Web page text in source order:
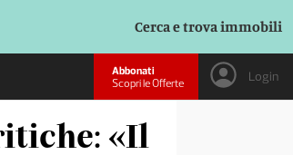
Cerca e trova immobili
Abbonati
Scopri le Offerte
Login
«Il